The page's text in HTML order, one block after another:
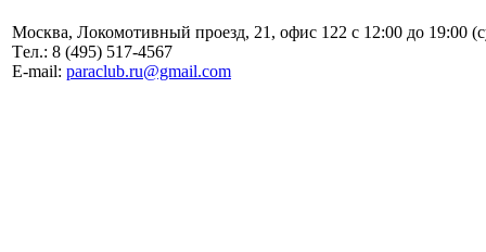
Москва, Локомотивный проезд, 21, офис 122 с 12:00 до 19:00
Tел.: 8 (495) 517-4567
E-mail: paraclub.ru@gmail.com